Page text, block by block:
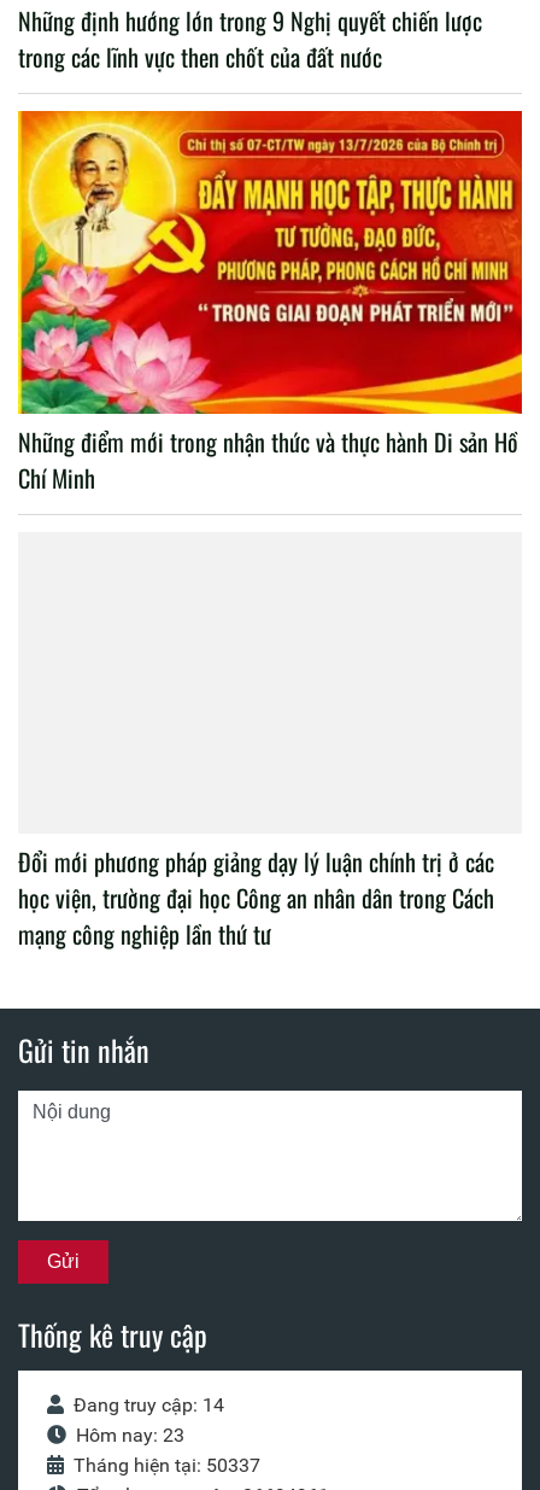
Những định hướng lớn trong 9 Nghị quyết chiến lược
trong các lĩnh vực then chốt của đất nước
Những điểm mới trong nhận thức và thực hành Di sản Hồ
Chí Minh
Đổi mới phương pháp giảng dạy lý luận chính trị ở các
học viện, trường đại học Công an nhân dân trong Cách
mạng công nghiệp lần thứ tư
Gửi tin nhắn
Thống kê truy cập
Đang truy cập: 14
Hôm nay: 23
Tháng hiện tại: 50337